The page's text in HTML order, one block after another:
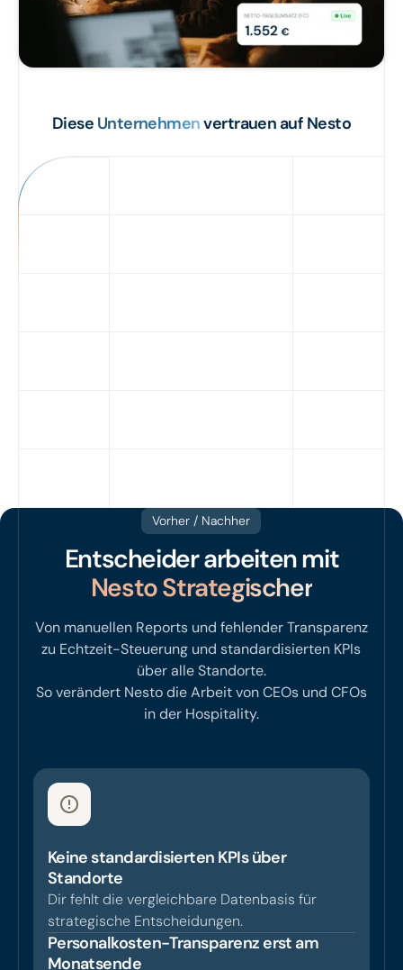
Diese Unternehmenvertrauen auf Nesto
Vorher / Nachher
Entscheider arbeiten mit
Nesto Strategischer
Von manuellen Reports und fehlender Transparenz
zu Echtzeit-Steuerung und standardisierten KPIs
über alle Standorte.
So verändert Nesto die Arbeit von CEOs und CFOs
in der Hospitality.
Keine standardisierten KPIs über
Standorte
Dir fehlt die vergleichbare Datenbasis für
strategische Entscheidungen.
Personalkosten-Transparenz erst am
Monatsende